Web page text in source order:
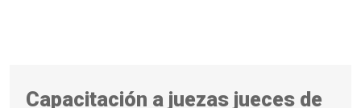
Capacitación a juezas jueces de